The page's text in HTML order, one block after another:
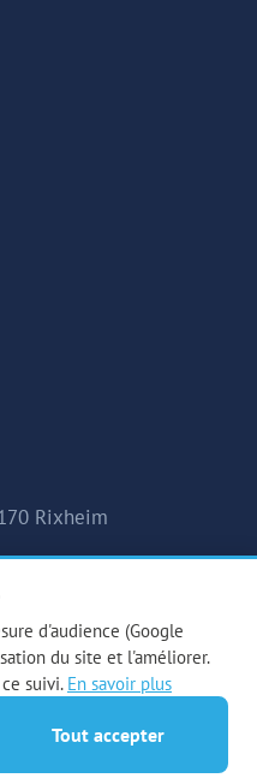
Rixheim
-Mentions légales-Gestion
du site
d'audience (Google
du site et l'améliorer.
suivi. En savoir plus
Tout accepter